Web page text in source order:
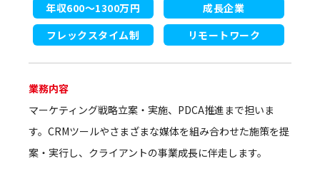
年収600～1300万円
成長企業
フレックスタイム制
リモートワーク
業務内容
マーケティング戦略立案・実施、PDCA推進まで担いま
す。CRMツールやさまざまな媒体を組み合わせた施策を提
案・実行し、クライアントの事業成長に伴走します。